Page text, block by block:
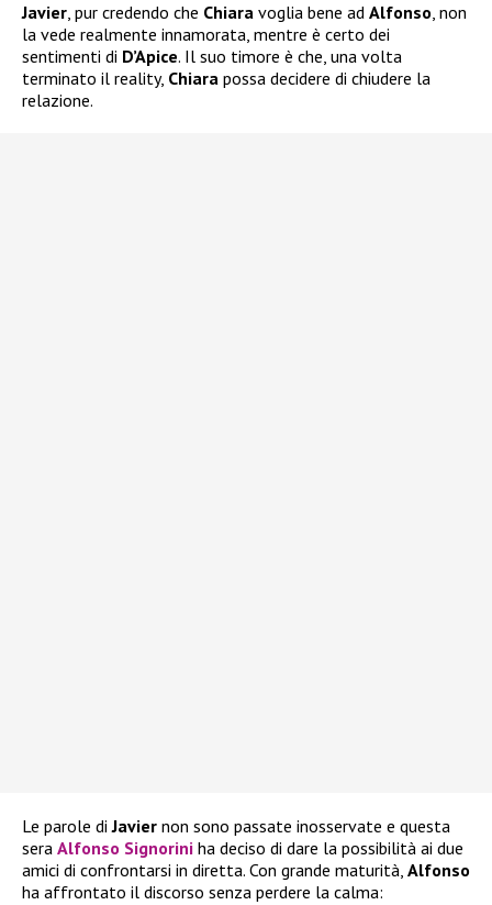
Javier, pur credendo che Chiara voglia bene ad Alfonso, non
la vede realmente innamorata, mentre è certo dei
sentimenti di D’Apice. Il suo timore è che, una volta
terminato il reality, Chiara possa decidere di chiudere la
relazione.
Le parole diJavier non sono passate inosservate e questa
sera Alfonso Signorini ha deciso di dare la possibilità ai due
amici di confrontarsi in diretta. Con grande maturità, Alfonso
ha affrontato il discorso senza perdere la calma: